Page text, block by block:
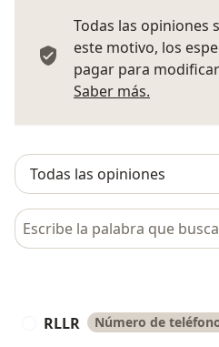
Todas las opiniones
este motivo, los
pagar para
Saber más.
Busca en opiniones
RLLR Número de